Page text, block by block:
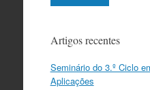
Artigos recentes
Seminário do 3.º Ciclo
Aplicações